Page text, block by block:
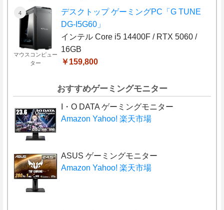
マウスコンピュー
ター
デスクトップ ゲーミングPC「G TUNE
DG-I5G60」
インテル Core i5 14400F / RTX 5060 /
16GB
￥159,800
おすすめゲーミングモニター
I・O DATA ゲーミングモニター
Amazon Yahoo! 楽天市場
ASUS ゲーミングモニター
Amazon Yahoo! 楽天市場